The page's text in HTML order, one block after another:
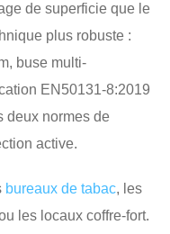
de superficie que le
plus robuste :
buse multi-
EN50131-8:2019
deux normes de
active.
bureaux de tabac, les
les locaux coffre-fort.